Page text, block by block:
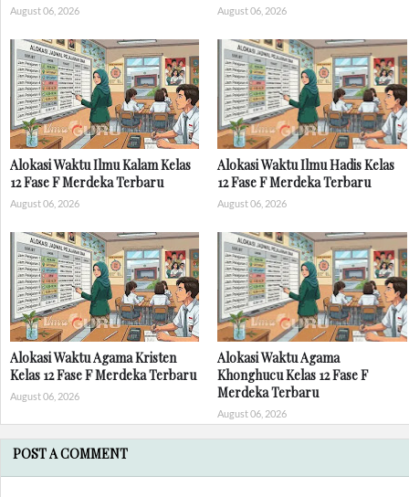
August 06, 2026 August 06, 2026
Alokasi Waktu Ilmu Kalam Kelas
12 Fase F Merdeka Terbaru
August 06, 2026
Alokasi Waktu Ilmu Hadis Kelas
12 Fase F Merdeka Terbaru
August 06, 2026
Alokasi Waktu Agama Kristen
Kelas 12 Fase F Merdeka Terbaru
August 06, 2026
Alokasi Waktu Agama
Khonghucu Kelas 12 Fase F
Merdeka Terbaru
August 06, 2026
POST A COMMENT